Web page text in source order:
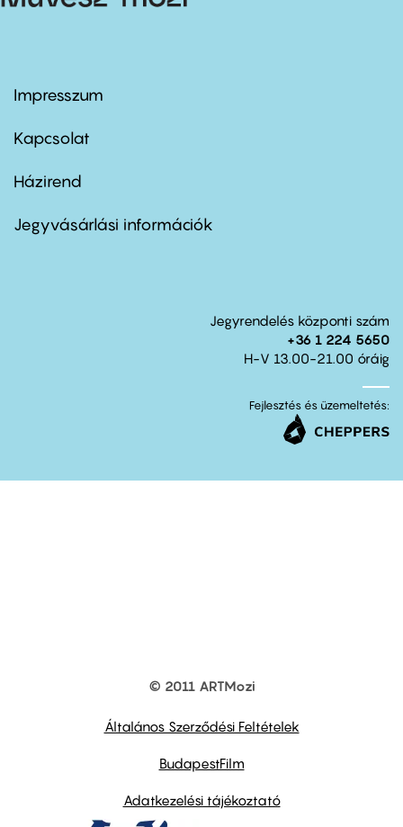
Footer
first
Impresszum
Kapcsolat
Footer
second
Házirend
Jegyvásárlási információk
Jegyrendelés központi szám
+36 1 224 5650
H-V 13.00-21.00 óráig
Fejlesztés és üzemeltetés:
© 2011 ARTMozi
Általános Szerződési Feltételek
BudapestFilm
Adatkezelési tájékoztató